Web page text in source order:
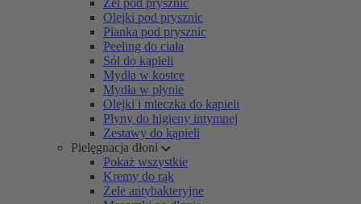
Żel pod prysznic
Olejki pod prysznic
Pianka pod prysznic
Peeling do ciała
Sól do kąpieli
Mydła w kostce
Mydła w płynie
Olejki i mleczka do kąpieli
Płyny do higieny intymnej
Zestawy do kąpieli
Pielęgnacja dłoni
Pokaż wszystkie
Kremy do rąk
Żele antybakteryjne